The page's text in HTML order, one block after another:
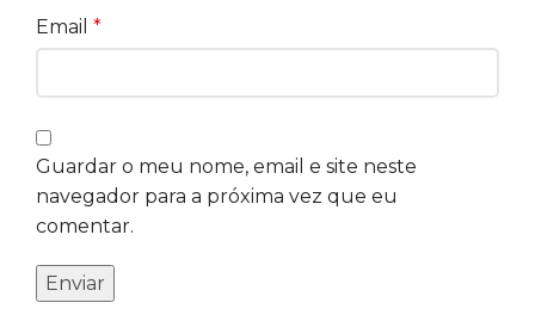
Email *
Guardar o meu nome, email e site neste
navegador para a próxima vez que eu
comentar.